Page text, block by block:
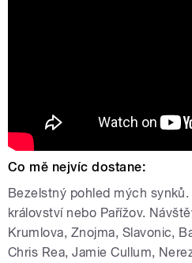
Co mě nejvíc dostane:
Bezelstný pohled mých
království nebo Pařížov.
Krumlova, Znojma, Slavonic,
Chris Rea, Jamie Cullum,